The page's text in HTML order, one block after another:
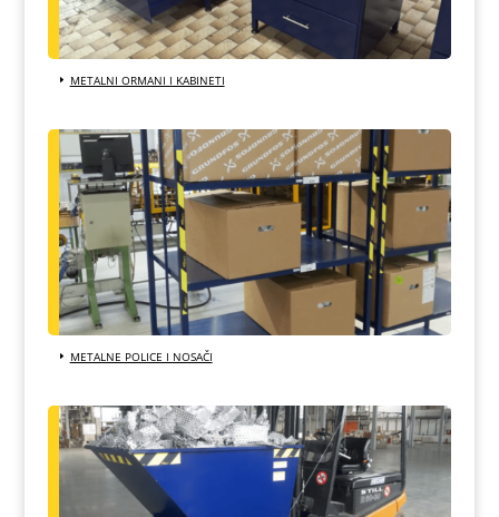
METALNI ORMANI I KABINETI
METALNE POLICE I NOSAČI